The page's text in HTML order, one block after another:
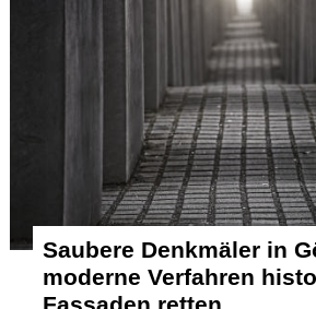
Saubere Denkmäler in
moderne Verfahren